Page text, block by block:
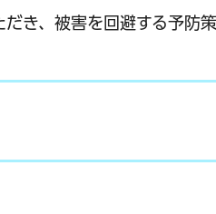
き、被害を回避する予防